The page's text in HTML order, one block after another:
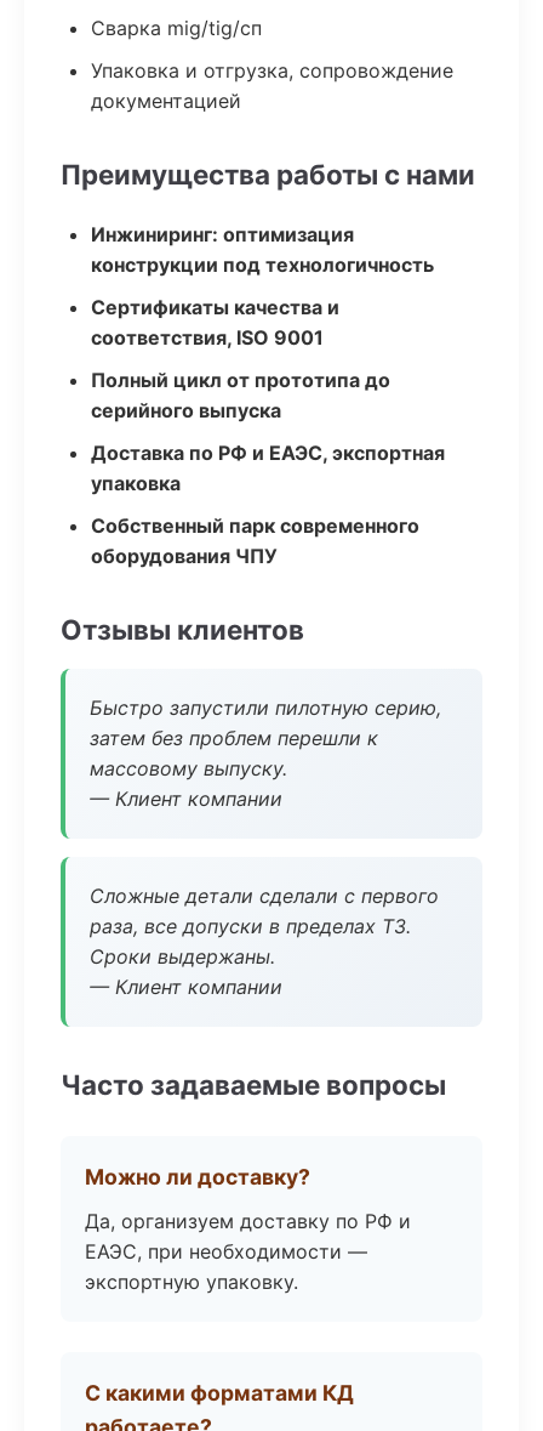
Сварка mig/tig/сп
Упаковка и отгрузка, сопровождение
документацией
Преимущества работы с нами
Инжиниринг: оптимизация
конструкции под технологичность
Сертификаты качества и
соответствия, ISO 9001
Полный цикл от прототипа до
серийного выпуска
Доставка по РФ и ЕАЭС, экспортная
упаковка
Собственный парк современного
оборудования ЧПУ
Отзывы клиентов
Быстро запустили пилотную серию,
затем без проблем перешли к
массовому выпуску.
— Клиент компании
Сложные детали сделали с первого
раза, все допуски в пределах ТЗ.
Сроки выдержаны.
— Клиент компании
Часто задаваемые вопросы
Можно ли доставку?
Да, организуем доставку по РФ и
ЕАЭС, при необходимости —
экспортную упаковку.
С какими форматами КД